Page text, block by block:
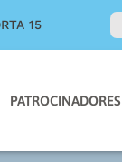
15
PATROCINADORES